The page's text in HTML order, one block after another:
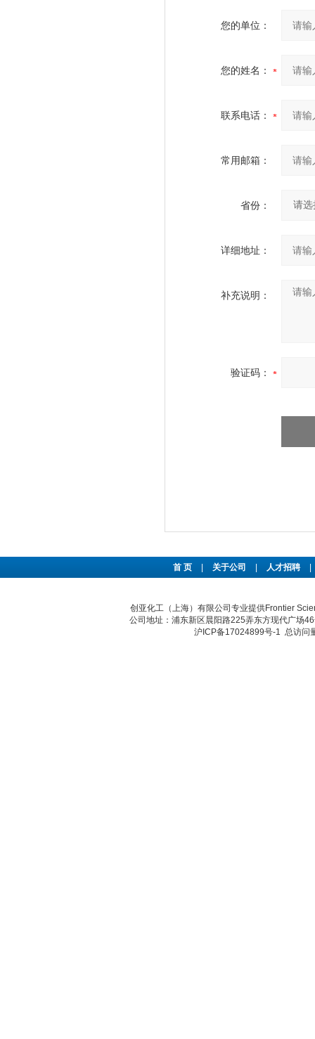
您的单位：
您的姓名：
联系电话：
常用邮箱：
省份：
详细地址：
补充说明：
验证码：
首 页 关于公司 人才招聘
创亚化工（上海）有限公司专业提供Frontier
公司地址：浦东新区晨阳路225弄东方现代广场
沪ICP备17024899号-1 总访问